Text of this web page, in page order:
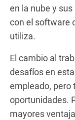
en la nube y
con el software
utiliza.
El cambio al
desafíos en
empleado, pero
oportunidades.
mayores